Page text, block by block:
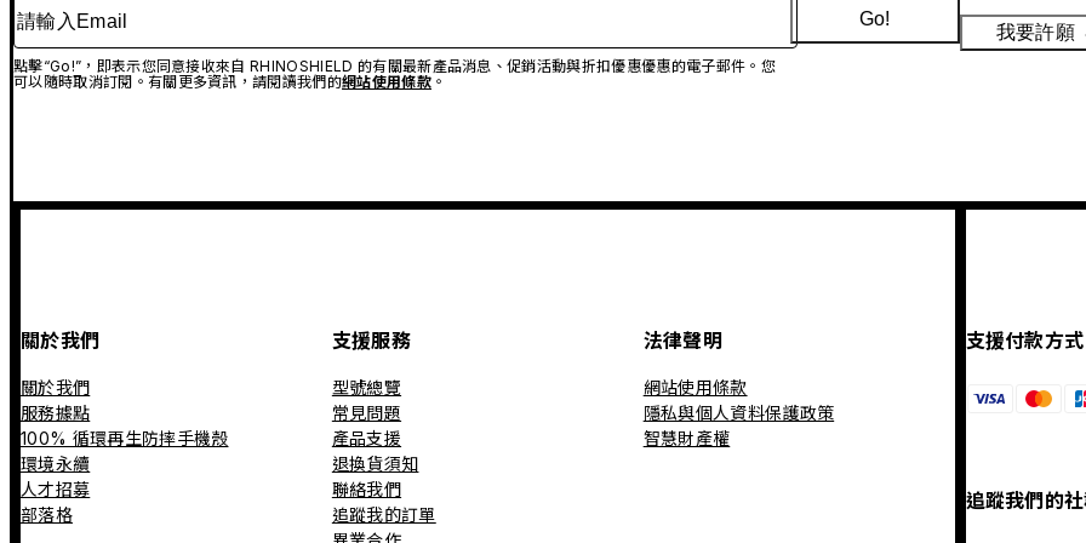
請輸入Email
點擊“Go!”，即表示您同意接收來自 RHINOSHIELD 的有關最新產品消息、促銷活動與折扣優惠優惠的電子郵件。您
可以隨時取消訂閱。有關更多資訊，請閱讀我們的網站使用條款。
Go!
我要許願
關於我們
關於我們
服務據點
100% 循環再生防摔手機殼
環境永續
人才招募
部落格
支援服務
型號總覽
常見問題
產品支援
退換貨須知
聯絡我們
追蹤我的訂單
法律聲明
網站使用條款
隱私與個人資料保護政策
智慧財產權
支援付款方式
追蹤我們的